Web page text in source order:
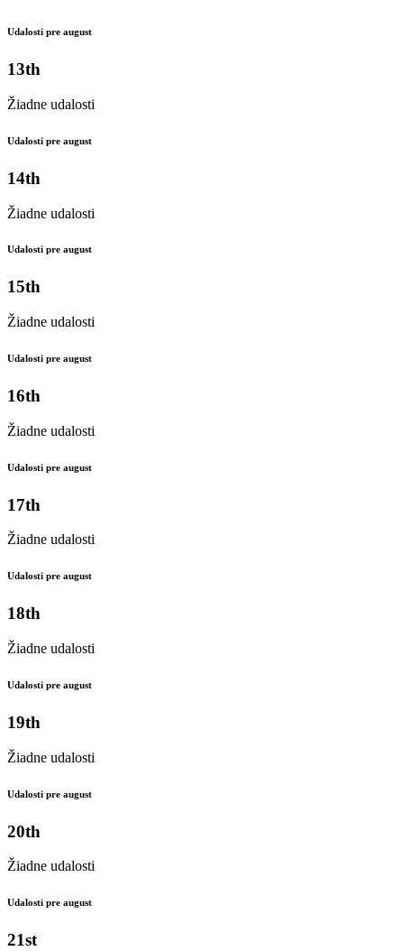
Udalosti pre august
13th
Žiadne udalosti
Udalosti pre august
14th
Žiadne udalosti
Udalosti pre august
15th
Žiadne udalosti
Udalosti pre august
16th
Žiadne udalosti
Udalosti pre august
17th
Žiadne udalosti
Udalosti pre august
18th
Žiadne udalosti
Udalosti pre august
19th
Žiadne udalosti
Udalosti pre august
20th
Žiadne udalosti
Udalosti pre august
21st